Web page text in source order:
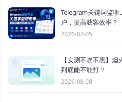
Telegram关键词监
户，提高获客效率？
2026-07-05
【实测不吹不黑】烟
到底能不能打？
2026-08-08